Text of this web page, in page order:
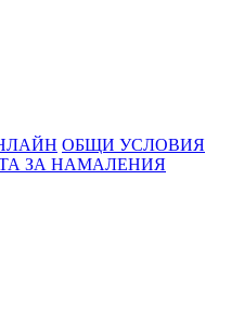
ОБЩИ УСЛОВИЯ
ЗА НАМАЛЕНИЯ